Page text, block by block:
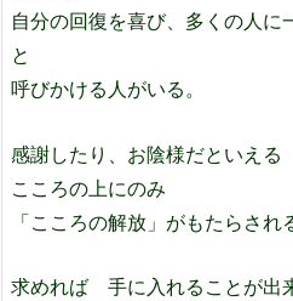
自分の回復を喜び、多くの人に
と
呼びかける人がいる。
感謝したり、お陰様だといえる
こころの上にのみ
「こころの解放」がもたらさ
求めれば 手に入れることが出